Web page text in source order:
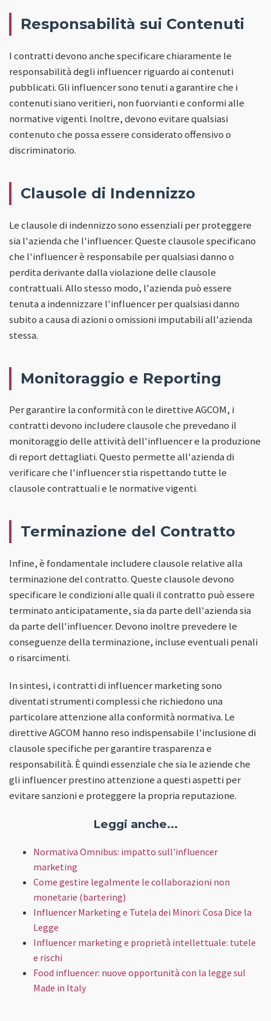
Responsabilità sui Contenuti
I contratti devono anche specificare chiaramente le
responsabilità degli influencer riguardo ai contenuti
pubblicati. Gli influencer sono tenuti a garantire che i
contenuti siano veritieri, non fuorvianti e conformi alle
normative vigenti. Inoltre, devono evitare qualsiasi
contenuto che possa essere considerato offensivo o
discriminatorio.
Clausole di Indennizzo
Le clausole di indennizzo sono essenziali per proteggere
sia l'azienda che l'influencer. Queste clausole specificano
che l'influencer è responsabile per qualsiasi danno o
perdita derivante dalla violazione delle clausole
contrattuali. Allo stesso modo, l'azienda può essere
tenuta a indennizzare l'influencer per qualsiasi danno
subito a causa di azioni o omissioni imputabili all'azienda
stessa.
Monitoraggio e Reporting
Per garantire la conformità con le direttive AGCOM, i
contratti devono includere clausole che prevedano il
monitoraggio delle attività dell'influencer e la produzione
di report dettagliati. Questo permette all'azienda di
verificare che l'influencer stia rispettando tutte le
clausole contrattuali e le normative vigenti.
Terminazione del Contratto
Infine, è fondamentale includere clausole relative alla
terminazione del contratto. Queste clausole devono
specificare le condizioni alle quali il contratto può essere
terminato anticipatamente, sia da parte dell'azienda sia
da parte dell'influencer. Devono inoltre prevedere le
conseguenze della terminazione, incluse eventuali penali
o risarcimenti.
In sintesi, i contratti di influencer marketing sono
diventati strumenti complessi che richiedono una
particolare attenzione alla conformità normativa. Le
direttive AGCOM hanno reso indispensabile l'inclusione di
clausole specifiche per garantire trasparenza e
responsabilità. È quindi essenziale che sia le aziende che
gli influencer prestino attenzione a questi aspetti per
evitare sanzioni e proteggere la propria reputazione.
Leggi anche...
Normativa Omnibus: impatto sull'influencer
marketing
Come gestire legalmente le collaborazioni non
monetarie (bartering)
Influencer Marketing e Tutela dei Minori: Cosa Dice la
Legge
Influencer marketing e proprietà intellettuale: tutele
e rischi
Food influencer: nuove opportunità con la legge sul
Made in Italy